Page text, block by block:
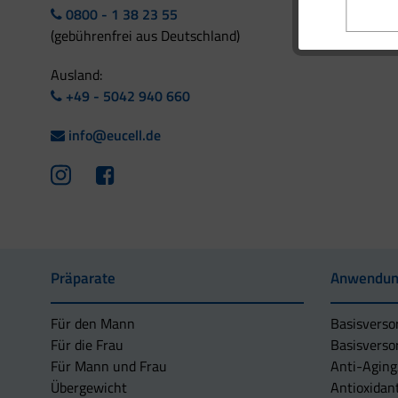
0800 - 1 38 23 55
(gebührenfrei aus Deutschland)
Ausland:
+49 - 5042 940 660
info@eucell.de
Präparate
Für den Mann
Für die Frau
Für Mann und Frau
Übergewicht
Anti-